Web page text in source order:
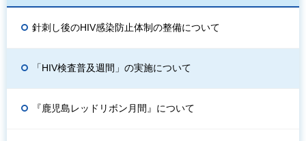
針刺し後のHIV感染防止体制の整備について
「HIV検査普及週間」の実施について
『鹿児島レッドリボン月間』について